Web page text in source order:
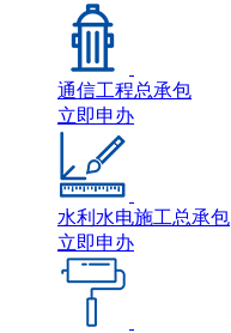
通信工程总承包
立即申办
水利水电施工总承包
立即申办